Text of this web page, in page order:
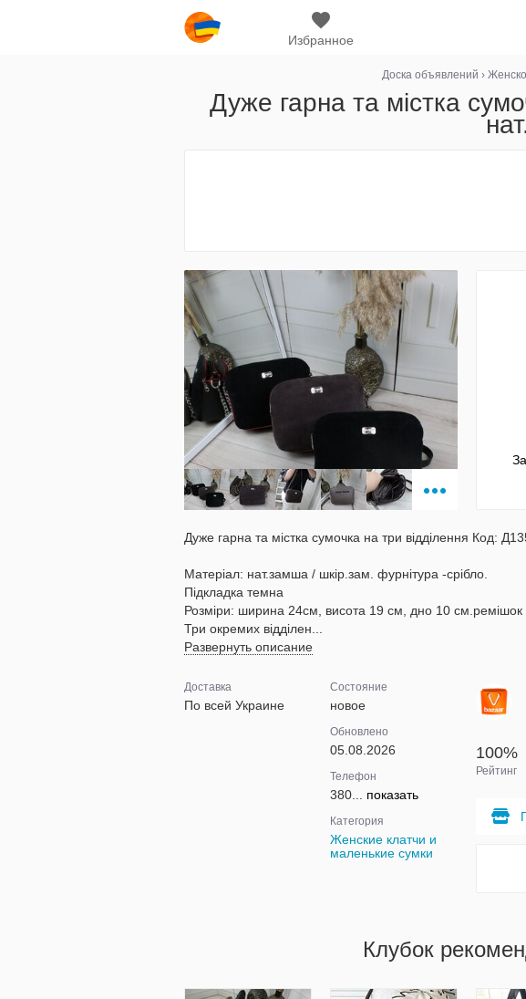
Избранное
Доска объявлений ›
Дуже гарна та містка
Дуже гарна та містка сумочка на три відділення Код:
Матеріал: нат.замша / шкір.зам. фурнітура -срібло.
Підкладка темна
Розміри: ширина 24см, висота 19 см, дно 10 см.ремішок
Три окремих відділен...
Развернуть описание
Доставка
По всей Украине
Состояние
новое
Обновлено
05.08.2026
Телефон
380... показать
Категория
Женские клатчи и
маленькие сумки
100%
Рейтинг
Клубок